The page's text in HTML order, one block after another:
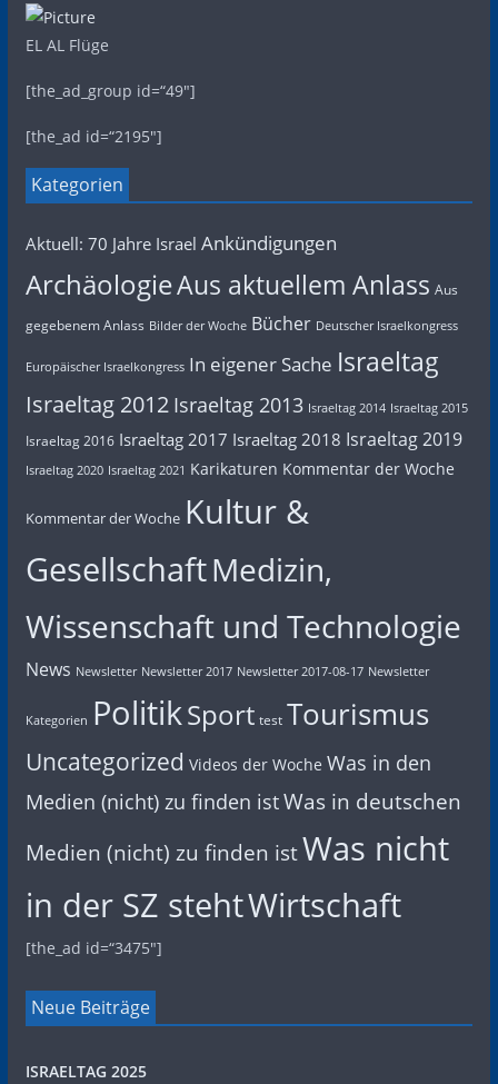
EL AL Flüge
[the_ad_group id=“49″]
[the_ad id=“2195″]
Kategorien
Aktuell: 70 Jahre Israel Ankündigungen
ArchäologieAus aktuellem Anlass Aus
gegebenem Anlass Bilder der Woche Bücher Deutscher Israelkongress
Europäischer Israelkongress In eigener Sache Israeltag
Israeltag 2012 Israeltag 2013 Israeltag 2014 Israeltag 2015
Israeltag 2016 Israeltag 2017 Israeltag 2018 Israeltag 2019
Israeltag 2020 Israeltag 2021 Karikaturen Kommentar der Woche
Kommentar der Woche Kultur &
GesellschaftMedizin,
Wissenschaft und Technologie
News Newsletter Newsletter 2017 Newsletter 2017-08-17 Newsletter
Kategorien PolitikSport test Tourismus
Uncategorized Videos der Woche Was in den
Medien (nicht) zu finden istWas in deutschen
Medien (nicht) zu finden istWas nicht
in der SZ stehtWirtschaft
[the_ad id=“3475″]
Neue Beiträge
ISRAELTAG 2025